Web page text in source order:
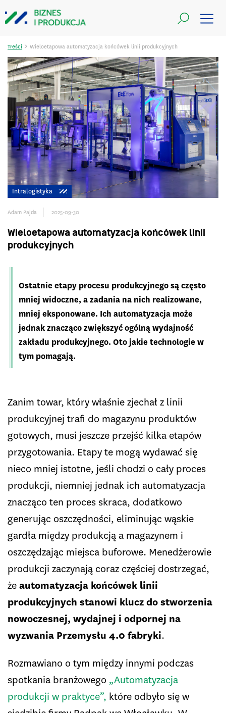
Treści > Wieloetapowa automatyzacja końcówek linii produkcyjnych
Intralogistyka
Adam Pajda 2025-09-30
Wieloetapowa automatyzacja końcówek linii
produkcyjnych
Ostatnie etapy procesu produkcyjnego są często
mniej widoczne, a zadania na nich realizowane,
mniej eksponowane. Ich automatyzacja może
jednak znacząco zwiększyć ogólną wydajność
zakładu produkcyjnego. Oto jakie technologie w
tym pomagają.
Zanim towar, który właśnie zjechał z linii
produkcyjnej trafi do magazynu produktów
gotowych, musi jeszcze przejść kilka etapów
przygotowania. Etapy te mogą wydawać się
nieco mniej istotne, jeśli chodzi o cały proces
produkcji, niemniej jednak ich automatyzacja
znacząco ten proces skraca, dodatkowo
generując oszczędności, eliminując wąskie
gardła między produkcją a magazynem i
oszczędzając miejsca buforowe. Menedżerowie
produkcji zaczynają coraz częściej dostrzegać,
żeautomatyzacja końcówek linii
produkcyjnych stanowi klucz do stworzenia
nowoczesnej, wydajnej i odpornej na
wyzwania Przemysłu 4.0 fabryki.
Rozmawiano o tym między innymi podczas
spotkania branżowego „Automatyzacja
produkcji w praktyce”, które odbyło się w